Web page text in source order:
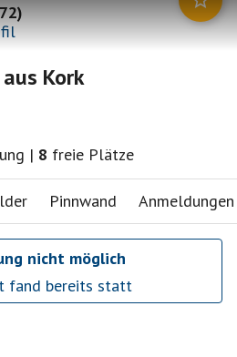
72)
Kork
| 8 freie Plätze
Pinnwand Anmeldungen
nicht möglich
fand bereits statt